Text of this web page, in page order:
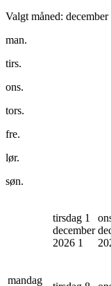
Valgt måned:
man.
tirs.
ons.
tors.
fre.
lør.
søn.
tirsdag 1
december
2026 1
mandag